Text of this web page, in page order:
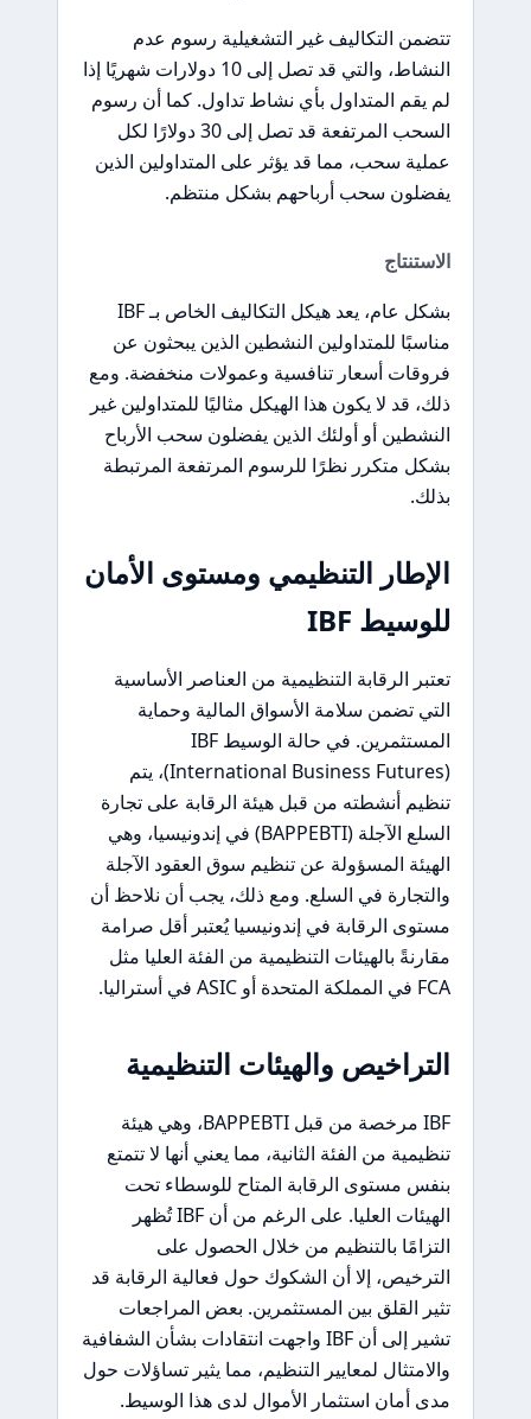
تتضمن التكاليف غير التشغيلية رسوم عدم
النشاط، والتي قد تصل إلى 10 دولارات شهريًا إذا
لم يقم المتداول بأي نشاط تداول. كما أن رسوم
السحب المرتفعة قد تصل إلى 30 دولارًا لكل
عملية سحب، مما قد يؤثر على المتداولين الذين
يفضلون سحب أرباحهم بشكل منتظم.
الاستنتاج
بشكل عام، يعد هيكل التكاليف الخاص بـ IBF
مناسبًا للمتداولين النشطين الذين يبحثون عن
فروقات أسعار تنافسية وعمولات منخفضة. ومع
ذلك، قد لا يكون هذا الهيكل مثاليًا للمتداولين غير
النشطين أو أولئك الذين يفضلون سحب الأرباح
بشكل متكرر نظرًا للرسوم المرتفعة المرتبطة
بذلك.
الإطار التنظيمي ومستوى الأمان
للوسيط IBF
تعتبر الرقابة التنظيمية من العناصر الأساسية
التي تضمن سلامة الأسواق المالية وحماية
المستثمرين. في حالة الوسيط IBF
(International Business Futures)، يتم
تنظيم أنشطته من قبل هيئة الرقابة على تجارة
السلع الآجلة (BAPPEBTI) في إندونيسيا، وهي
الهيئة المسؤولة عن تنظيم سوق العقود الآجلة
والتجارة في السلع. ومع ذلك، يجب أن نلاحظ أن
مستوى الرقابة في إندونيسيا يُعتبر أقل صرامة
مقارنةً بالهيئات التنظيمية من الفئة العليا مثل
FCA في المملكة المتحدة أو ASIC في أستراليا.
التراخيص والهيئات التنظيمية
IBF مرخصة من قبل BAPPEBTI، وهي هيئة
تنظيمية من الفئة الثانية، مما يعني أنها لا تتمتع
بنفس مستوى الرقابة المتاح للوسطاء تحت
الهيئات العليا. على الرغم من أن IBF تُظهر
التزامًا بالتنظيم من خلال الحصول على
الترخيص، إلا أن الشكوك حول فعالية الرقابة قد
تثير القلق بين المستثمرين. بعض المراجعات
تشير إلى أن IBF واجهت انتقادات بشأن الشفافية
والامتثال لمعايير التنظيم، مما يثير تساؤلات حول
مدى أمان استثمار الأموال لدى هذا الوسيط.